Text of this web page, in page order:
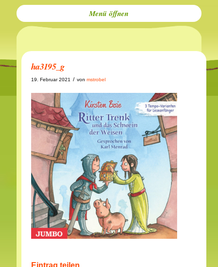
Menü
ha3195_g
19. Februar 2021 / von mstrobel